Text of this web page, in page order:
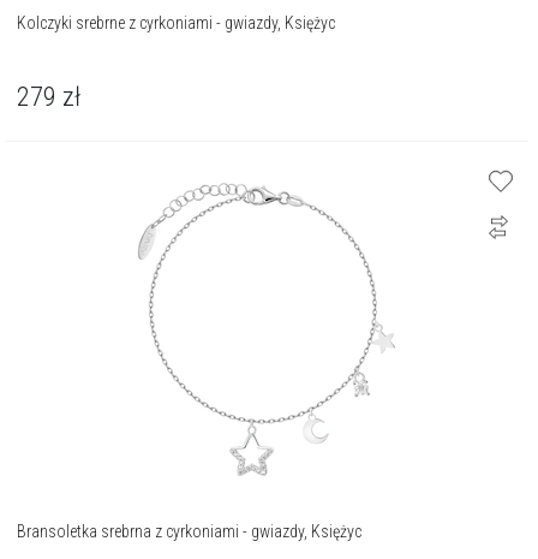
Kolczyki srebrne z cyrkoniami - gwiazdy, Księżyc
279 zł
Bransoletka srebrna z cyrkoniami - gwiazdy, Księżyc